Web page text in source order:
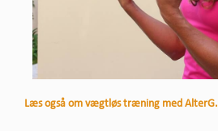
Læs også om vægtløs træning med AlterG.